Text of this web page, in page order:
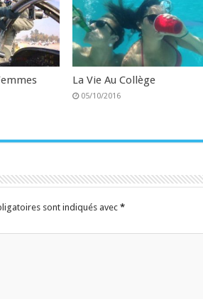
La Vie Au Collège
05/10/2016
sont indiqués avec *